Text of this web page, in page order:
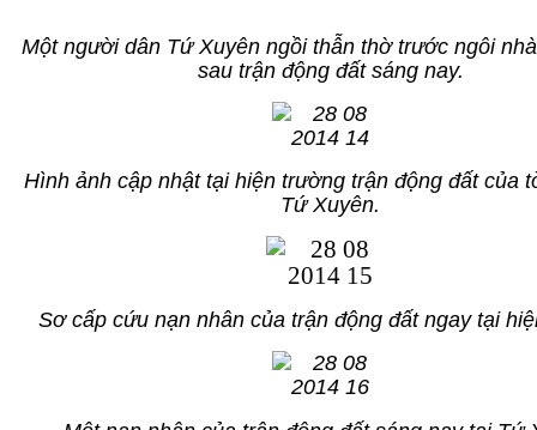
Một người dân Tứ Xuyên ngồi thẫn thờ trước ngôi
sau trận động đất sáng nay.
Hình ảnh cập nhật tại hiện trường trận động đất của
Tứ Xuyên.
Sơ cấp cứu nạn nhân của trận động đất ngay tại